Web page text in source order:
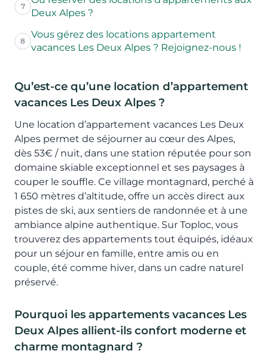
7
Deux Alpes ?
8
Vous gérez des locations appartement
vacances Les Deux Alpes ? Rejoignez-nous !
Qu’est-ce qu’une location d’appartement
vacances Les Deux Alpes ?
Une location d’appartement vacances Les Deux
Alpes permet de séjourner au cœur des Alpes,
dès 53€ / nuit, dans une station réputée pour son
domaine skiable exceptionnel et ses paysages à
couper le souffle. Ce village montagnard, perché à
1 650 mètres d’altitude, offre un accès direct aux
pistes de ski, aux sentiers de randonnée et à une
ambiance alpine authentique. Sur Toploc, vous
trouverez des appartements tout équipés, idéaux
pour un séjour en famille, entre amis ou en
couple, été comme hiver, dans un cadre naturel
préservé.
Pourquoi les appartements vacances Les
Deux Alpes allient-ils confort moderne et
charme montagnard ?